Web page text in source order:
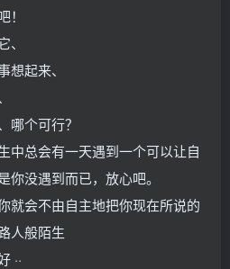
起来、
哪个可行？
中总会有一天遇到一个可以让自
你没遇到而已，放心吧。
就会不由自主地把你现在所说的
人般陌生
··